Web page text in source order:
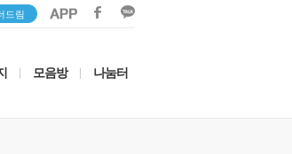
드림
모음방 나눔터